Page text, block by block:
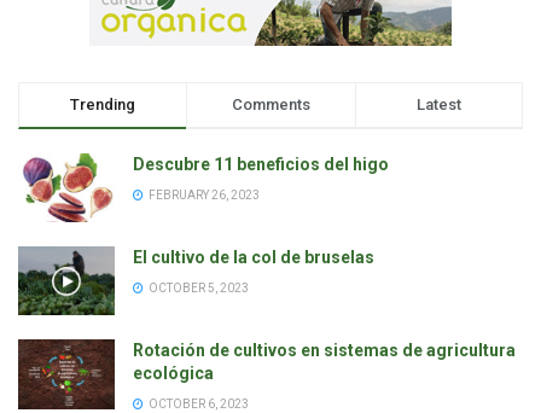
Trending Comments Latest
Descubre 11 beneficios del higo
FEBRUARY 26, 2023
El cultivo de la col de bruselas
OCTOBER 5, 2023
Rotación de cultivos en sistemas de agricultura
ecológica
OCTOBER 6, 2023